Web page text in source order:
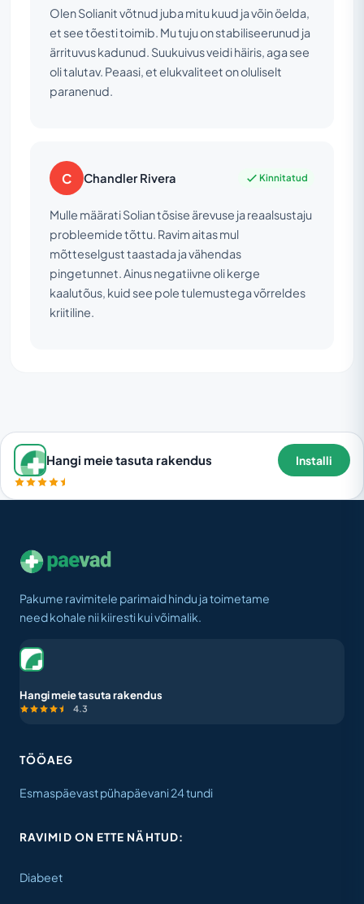
Olen Solianit võtnud juba mitu kuud ja võin öelda,
et see tõesti toimib. Mu tuju on stabiliseerunud ja
ärrituvus kadunud. Suukuivus veidi häiris, aga see
oli talutav. Peaasi, et elukvaliteet on oluliselt
paranenud.
C Chandler Rivera Kinnitatud
Mulle määrati Solian tõsise ärevuse ja reaalsustaju
probleemide tõttu. Ravim aitas mul
mõtteselgust taastada ja vähendas
pingetunnet. Ainus negatiivne oli kerge
kaalutõus, kuid see pole tulemustega võrreldes
kriitiline.
Hangi meie tasuta rakendus Installi
Pakume ravimitele parimaid hindu ja toimetame
need kohale nii kiiresti kui võimalik.
Hangi meie tasuta rakendus
4.3
TÖÖAEG
Esmaspäevast pühapäevani 24 tundi
RAVIMID ON ETTE NÄHTUD:
Diabeet